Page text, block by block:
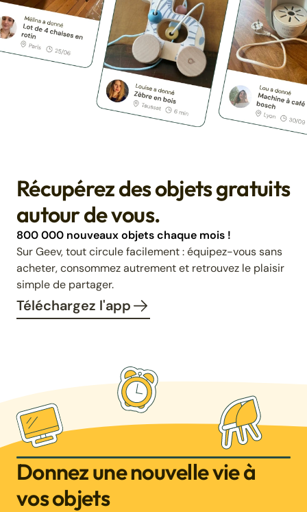
Récupérez des objets gratuits
autour de vous.
800 000 nouveaux objets chaque mois !
Sur Geev, tout circule facilement : équipez-vous sans
acheter, consommez autrement et retrouvez le plaisir
simple de partager.
Téléchargez l'app
Donnez une nouvelle vie à
vos objets